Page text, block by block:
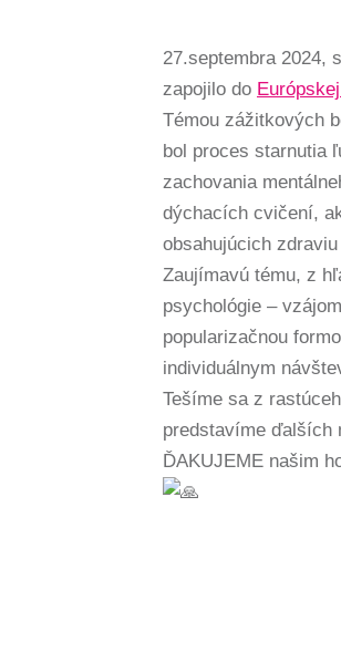
27.septembra 2024,
zapojilo do
Témou zážitkových
bol proces starnutia
zachovania
dýchacích cvičení,
obsahujúcich
Zaujímavú tému, z
psychológie –
popularizačnou
individuálnym
Tešíme sa z
predstavíme ďalších
ĎAKUJEME našim